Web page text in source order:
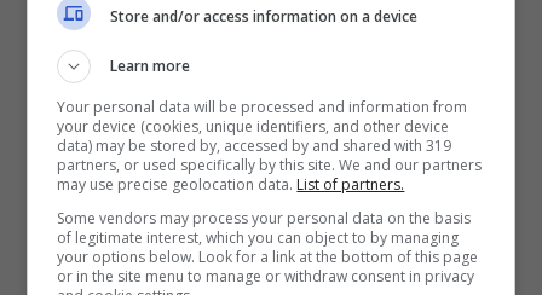
versatile da usare anche su labbra, naso e
talloni.
Phytolastil The Massage Oil
di Lierac
Oltre alla crema, di tanto in tanto, ad
Store and/or access information on a device
Learn more
Your personal data will be processed and information from
your device (cookies, unique identifiers, and other device
data) may be stored by, accessed by and shared with 319
partners, or used specifically by this site. We and our partners
may use precise geolocation data. List of partners.
Some vendors may process your personal data on the basis
of legitimate interest, which you can object to by managing
your options below. Look for a link at the bottom of this page
or in the site menu to manage or withdraw consent in privacy